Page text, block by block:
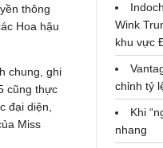
thông
Hoa hậu
chung, ghi
cũng thực
đại diện,
Miss
Wink
khu vực
chỉnh tỷ
Khi
nhang